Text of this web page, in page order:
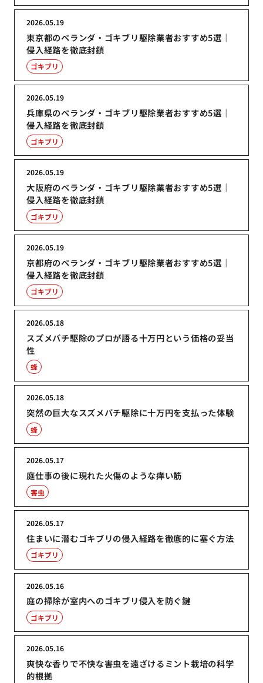
東京都のベランダ・ゴキブリ駆除業者おすすめ5選｜
侵入経路を徹底封鎖
2026.05.19
ゴキブリ
兵庫県のベランダ・ゴキブリ駆除業者おすすめ5選｜
侵入経路を徹底封鎖
2026.05.19
ゴキブリ
大阪府のベランダ・ゴキブリ駆除業者おすすめ5選｜
侵入経路を徹底封鎖
2026.05.19
ゴキブリ
京都府のベランダ・ゴキブリ駆除業者おすすめ5選｜
侵入経路を徹底封鎖
2026.05.19
ゴキブリ
スズメバチ駆除のプロが語る十万円という価格の妥当
性
2026.05.18
蜂
突然の巨大なスズメバチ駆除に十万円を支払った体験
2026.05.18
蜂
庭仕事の後に現れた火傷のような痒い筋
2026.05.17
害虫
住まいに潜むゴキブリの侵入経路を徹底的に塞ぐ方法
2026.05.17
ゴキブリ
庭の掃除が室内へのゴキブリ侵入を防ぐ鍵
2026.05.16
ゴキブリ
爽快な香りで不快な害虫を遠ざけるミント栽培の科学
的根拠
2026.05.16